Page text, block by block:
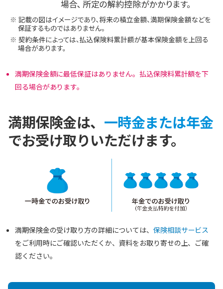
満期保険金額に最低保証はありません。払込保険料累計額を下
回る場合があります。
満期保険金は、 一時金または年金
でお受け取りいただけます。
満期保険金の受け取り方の詳細については、 保険相談サービス
をご利用時にご確認いただくか、資料をお取り寄せの上、ご確
認ください。